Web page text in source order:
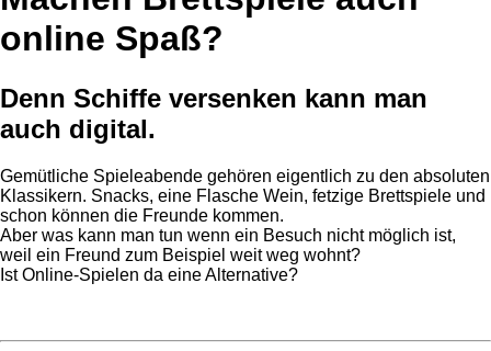
online Spaß?
Denn Schiffe versenken kann man
auch digital.
Gemütliche Spieleabende gehören eigentlich zu den absoluten
Klassikern. Snacks, eine Flasche Wein, fetzige Brettspiele und
schon können die Freunde kommen.
Aber was kann man tun wenn ein Besuch nicht möglich ist,
weil ein Freund zum Beispiel weit weg wohnt?
Ist Online-Spielen da eine Alternative?